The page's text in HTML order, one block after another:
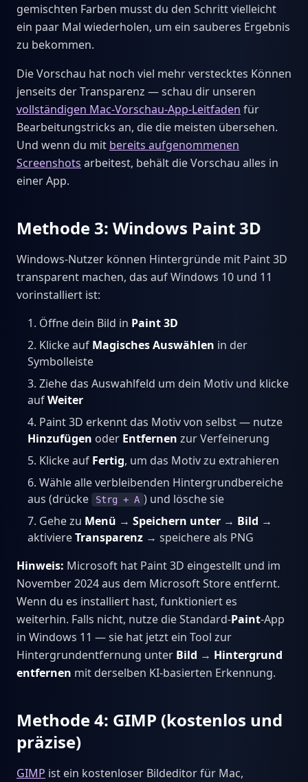
gemischten Farben musst du den Schritt vielleicht
ein paar Mal wiederholen, um ein sauberes Ergebnis
zu bekommen.
Die Vorschau hat noch viel mehr verstecktes Können
jenseits der Transparenz — schau dir unseren
vollständigen Mac-Vorschau-App-Leitfaden für
Bearbeitungstricks an, die die meisten übersehen.
Und wenn du mit bereits aufgenommenen
Screenshots arbeitest, behält die Vorschau alles in
einer App.
Methode 3: Windows Paint 3D
Windows-Nutzer können Hintergründe mit Paint 3D
transparent machen, das auf Windows 10 und 11
vorinstalliert ist:
Öffne dein Bild in Paint 3D
Klicke auf Magisches Auswählen in der
Symbolleiste
Ziehe das Auswahlfeld um dein Motiv und klicke
aufWeiter
Paint 3D erkennt das Motiv von selbst — nutze
Hinzufügen oder Entfernen zur Verfeinerung
Klicke auf Fertig, um das Motiv zu extrahieren
Wähle alle verbleibenden Hintergrundbereiche
aus (drücke
Strg + A ) und lösche sie
Gehe zu Menü → Speichern unter → Bild →
aktiviereTransparenz → speichere als PNG
Hinweis: Microsoft hat Paint 3D eingestellt und im
November 2024 aus dem Microsoft Store entfernt.
Wenn du es installiert hast, funktioniert es
weiterhin. Falls nicht, nutze die Standard-Paint-App
in Windows 11 — sie hat jetzt ein Tool zur
Hintergrundentfernung unter Bild → Hintergrund
entfernen mit derselben KI-basierten Erkennung.
Methode 4: GIMP (kostenlos und
präzise)
GIMP ist ein kostenloser Bildeditor für Mac,